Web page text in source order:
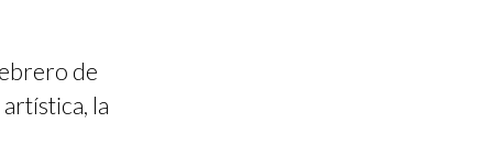
de
la